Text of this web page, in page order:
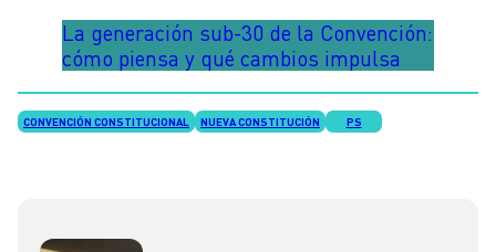
La generación sub-30 de la Convención:
cómo piensa y qué cambios impulsa
CONVENCIÓN CONSTITUCIONAL NUEVA CONSTITUCIÓN PS